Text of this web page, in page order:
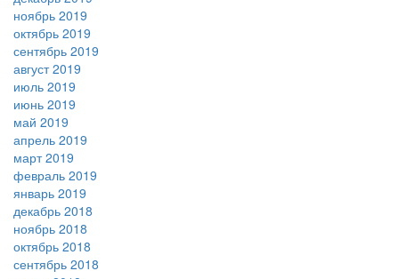
ноябрь 2019
октябрь 2019
сентябрь 2019
август 2019
июль 2019
июнь 2019
май 2019
апрель 2019
март 2019
февраль 2019
январь 2019
декабрь 2018
ноябрь 2018
октябрь 2018
сентябрь 2018